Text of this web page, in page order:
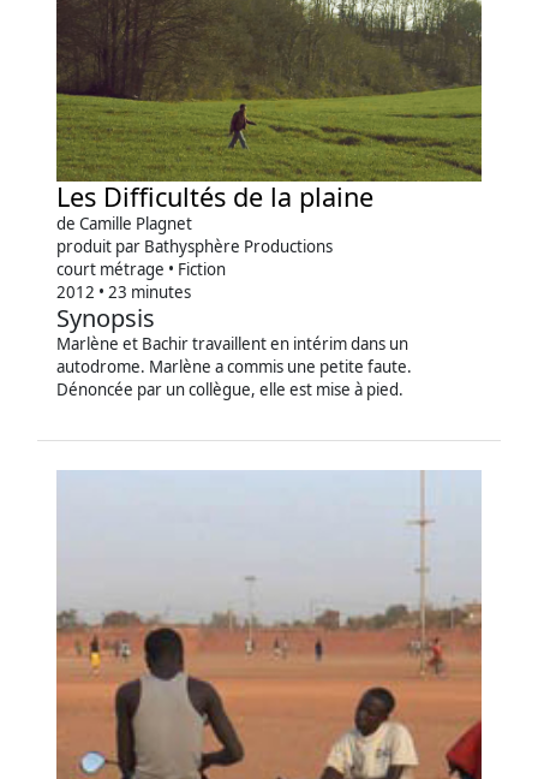
Les Difficultés de la plaine
de Camille Plagnet
produit par Bathysphère Productions
court métrage • Fiction
2012 • 23 minutes
Synopsis
Marlène et Bachir travaillent en intérim dans un
autodrome. Marlène a commis une petite faute.
Dénoncée par un collègue, elle est mise à pied.